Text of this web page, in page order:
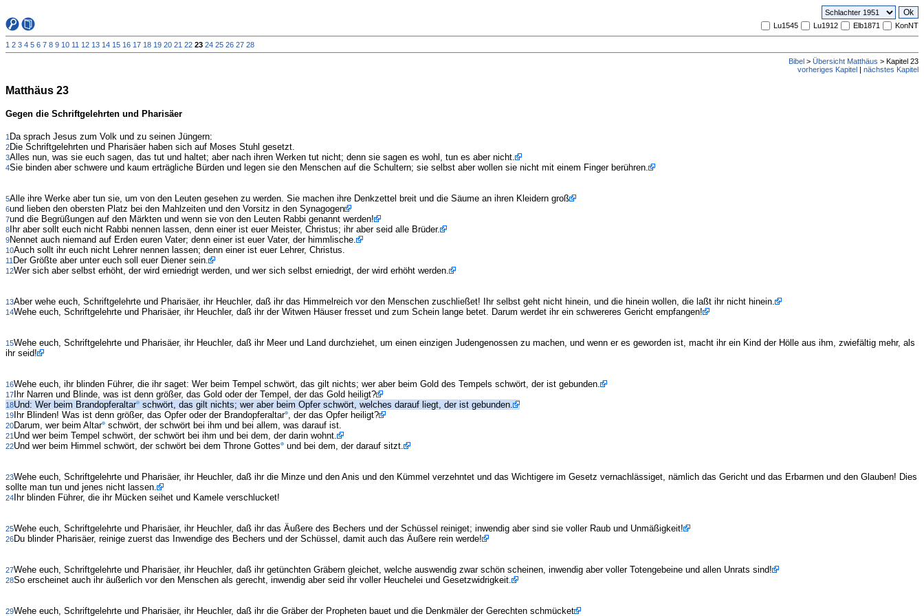
Lu1545 Lu1912 Elb1871 KonNT
1 2 3 4 5 6 7 8 9 10 11 12 13 14 15 16 17 18 19 20 21 22 23 24 25 26 27 28
Bibel > Übersicht Matthäus > Kapitel 23
vorheriges Kapitel | nächstes Kapitel
Matthäus 23
Gegen die Schriftgelehrten und Pharisäer
1 Da sprach Jesus zum Volk und zu seinen Jüngern:
2Die Schriftgelehrten und Pharisäer haben sich auf Moses Stuhl gesetzt.
3Alles nun, was sie euch sagen, das tut und haltet; aber nach ihren Werken tut nicht; denn sie sagen es wohl, tun es aber nicht.
4Sie binden aber schwere und kaum erträgliche Bürden und legen sie den Menschen auf die Schultern; sie selbst aber wollen sie nicht mit einem Finger berühren.
5Alle ihre Werke aber tun sie, um von den Leuten gesehen zu werden. Sie machen ihre Denkzettel breit und die Säume an ihren Kleidern groß
6und lieben den obersten Platz bei den Mahlzeiten und den Vorsitz in den Synagogen
7und die Begrüßungen auf den Märkten und wenn sie von den Leuten Rabbi genannt werden!
8 Ihr aber sollt euch nicht Rabbi nennen lassen, denn einer ist euer Meister, Christus; ihr aber seid alle Brüder.
9Nennet auch niemand auf Erden euren Vater; denn einer ist euer Vater, der himmlische.
10Auch sollt ihr euch nicht Lehrer nennen lassen; denn einer ist euer Lehrer, Christus.
11 Der Größte aber unter euch soll euer Diener sein.
12Wer sich aber selbst erhöht, der wird erniedrigt werden, und wer sich selbst erniedrigt, der wird erhöht werden.
13Aber wehe euch, Schriftgelehrte und Pharisäer, ihr Heuchler, daß ihr das Himmelreich vor den Menschen zuschließet! Ihr selbst geht nicht hinein, und die hinein wollen, die laßt ihr nicht hinein.
14Wehe euch, Schriftgelehrte und Pharisäer, ihr Heuchler, daß ihr der Witwen Häuser fresset und zum Schein lange betet. Darum werdet ihr ein schwereres Gericht empfangen!
15Wehe euch, Schriftgelehrte und Pharisäer, ihr Heuchler, daß ihr Meer und Land durchziehet, um einen einzigen Judengenossen zu machen, und wenn er es geworden ist, macht ihr ein Kind der Hölle aus ihm, zwiefältig mehr, als
ihr seid!
16Wehe euch, ihr blinden Führer, die ihr saget: Wer beim Tempel schwört, das gilt nichts; wer aber beim Gold des Tempels schwört, der ist gebunden.
17 Ihr Narren und Blinde, was ist denn größer, das Gold oder der Tempel, der das Gold heiligt?
18Und: Wer beim Brandopferaltar schwört, das gilt nichts; wer aber beim Opfer schwört, welches darauf liegt, der ist gebunden.
19 Ihr Blinden! Was ist denn größer, das Opfer oder der Brandopferaltar , der das Opfer heiligt?
20Darum, wer beim Altar schwört, der schwört bei ihm und bei allem, was darauf ist.
21 Und wer beim Tempel schwört, der schwört bei ihm und bei dem, der darin wohnt.
22Und wer beim Himmel schwört, der schwört bei dem Throne Gottes und bei dem, der darauf sitzt.
23Wehe euch, Schriftgelehrte und Pharisäer, ihr Heuchler, daß ihr die Minze und den Anis und den Kümmel verzehntet und das Wichtigere im Gesetz vernachlässiget, nämlich das Gericht und das Erbarmen und den Glauben! Dies
sollte man tun und jenes nicht lassen.
24 Ihr blinden Führer, die ihr Mücken seihet und Kamele verschlucket!
25Wehe euch, Schriftgelehrte und Pharisäer, ihr Heuchler, daß ihr das Äußere des Bechers und der Schüssel reiniget; inwendig aber sind sie voller Raub und Unmäßigkeit!
26Du blinder Pharisäer, reinige zuerst das Inwendige des Bechers und der Schüssel, damit auch das Äußere rein werde!
27Wehe euch, Schriftgelehrte und Pharisäer, ihr Heuchler, daß ihr getünchten Gräbern gleichet, welche auswendig zwar schön scheinen, inwendig aber voller Totengebeine und allen Unrats sind!
28So erscheinet auch ihr äußerlich vor den Menschen als gerecht, inwendig aber seid ihr voller Heuchelei und Gesetzwidrigkeit.
29Wehe euch, Schriftgelehrte und Pharisäer, ihr Heuchler, daß ihr die Gräber der Propheten bauet und die Denkmäler der Gerechten schmücket